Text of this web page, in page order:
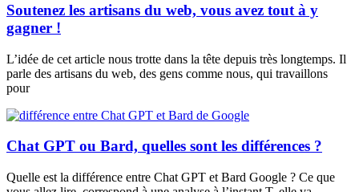
Soutenez les artisans du web, vous avez tout à y
gagner !
L’idée de cet article nous trotte dans la tête depuis très longtemps. Il
parle des artisans du web, des gens comme nous, qui travaillons
pour
Chat GPT ou Bard, quelles sont les différences ?
Quelle est la différence entre Chat GPT et Bard Google ? Ce que